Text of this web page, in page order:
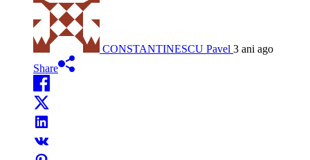
CONSTANTINESCU Pavel 3 ani ago
Share